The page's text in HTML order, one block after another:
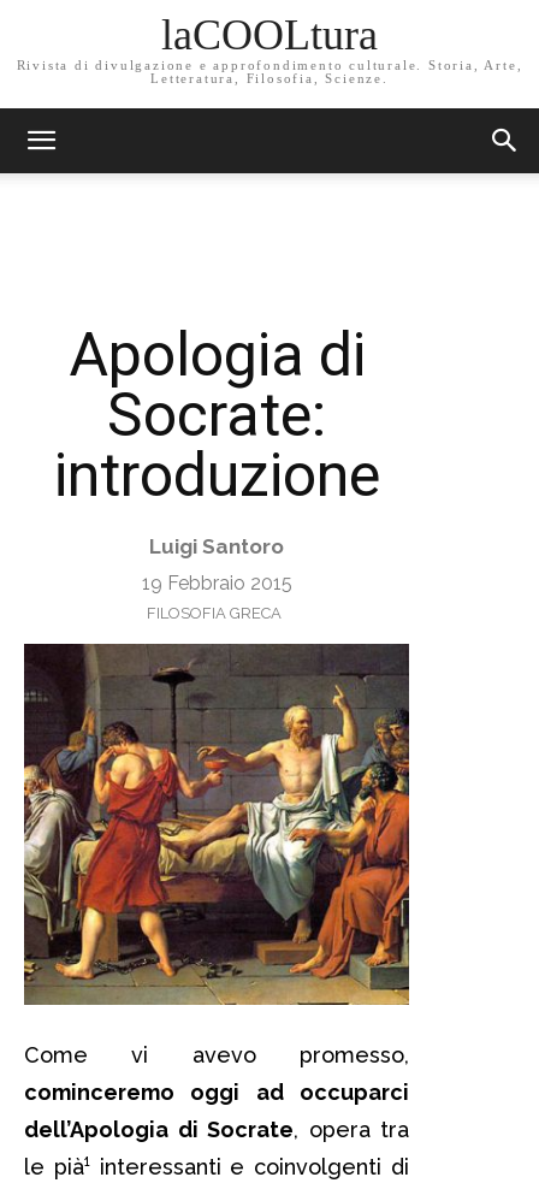
laCOOLtura
Rivista di divulgazione e approfondimento culturale. Storia, Arte,
Letteratura, Filosofia, Scienze.
Apologia di
Socrate:
introduzione
Luigi Santoro
19 Febbraio 2015
FILOSOFIA GRECA
Come vi avevo promesso,
cominceremo oggi ad occuparci
dell’Apologia di Socrate, opera tra
le pià¹ interessanti e coinvolgenti di